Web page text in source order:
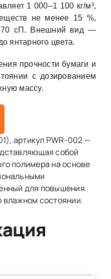
1 000–1 100 кг/м³,
не менее 15 %,
сП. Внешний вид —
янтарного цвета.
прочности бумаги и
с дозированием
массу.
артикул PWR-002 —
собой
полимера на основе
для повышения
влажном состоянии.